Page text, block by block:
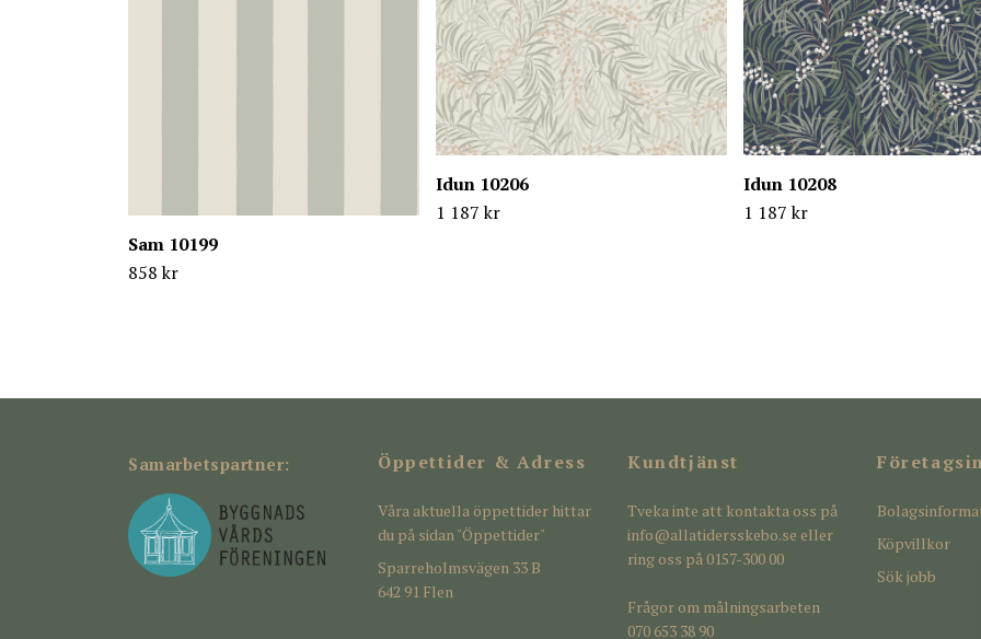
Sam 10199
858 kr
Idun 10206
1 187 kr
Idun 10208
1 187 kr
Samarbetspartner: Öppettider & Adress
Våra aktuella öppettider hittar
du på sidan "Öppettider"
Sparreholmsvägen 33 B
642 91 Flen
Kundtjänst
Tveka inte att kontakta oss på
info@allatidersskebo.se eller
ring oss på 0157-300 00
Frågor om målningsarbeten
070 653 38 90
Köpvillkor
Sök jobb